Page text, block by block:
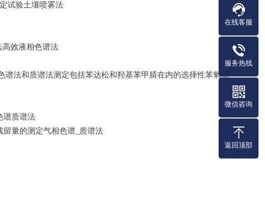
试验土壤喷雾法
高效液相色谱法
谱法和质谱法测定包括苯达松和羟基苯甲腈在内的选择性苯氧烷
谱质谱法
留量的测定气相色谱_质谱法
在线客服
服务热线
微信咨询
返回顶部